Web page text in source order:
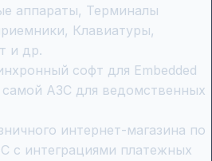
аппараты, Терминалы
Клавиатуры,
и др.
софт для Embedded
самой АЗС для ведомственных
интернет-магазина по
с интеграциями платежных